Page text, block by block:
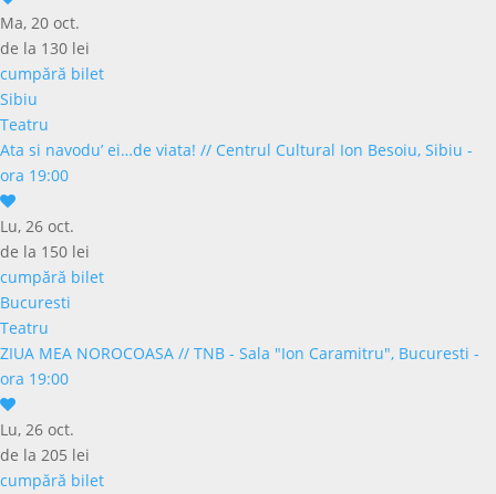
Ma, 20 oct.
de la 130 lei
cumpără bilet
Sibiu
Teatru
Ata si navodu’ ei…de viata! // Centrul Cultural Ion Besoiu, Sibiu -
ora 19:00
Lu, 26 oct.
de la 150 lei
cumpără bilet
Bucuresti
Teatru
ZIUA MEA NOROCOASA // TNB - Sala "Ion Caramitru", Bucuresti -
ora 19:00
Lu, 26 oct.
de la 205 lei
cumpără bilet